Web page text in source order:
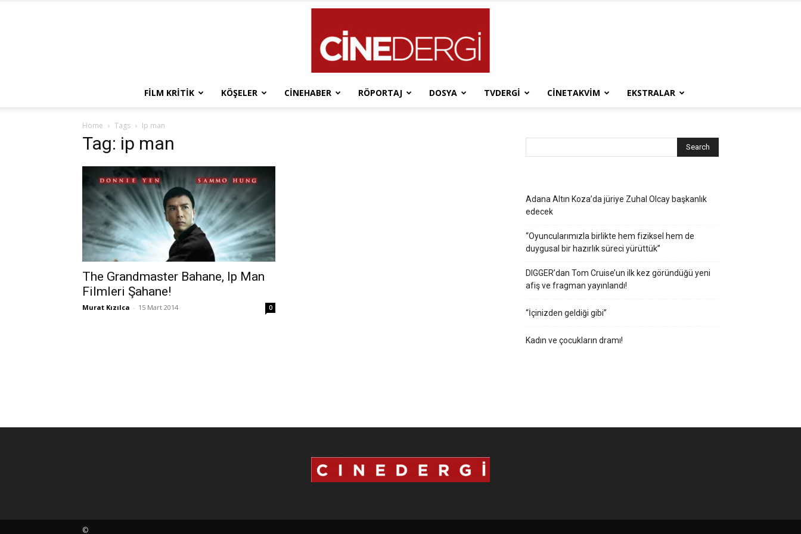
FILM KRITIK KÖŞELER CINEHABER RÖPORTAJ DOSYA TVDERGI CINETAKVIM EKSTRALAR
Home Tags Ip man
Tag: ip man
The Grandmaster Bahane, Ip Man
Filmleri Şahane!
Murat Kızılca - 15 Mart 2014 0
Adana Altın Koza’da jüriye Zuhal Olcay başkanlık
edecek
“Oyuncularımızla birlikte hem fiziksel hem de
duygusal bir hazırlık süreci yürüttük”
DIGGER’dan Tom Cruise’un ilk kez göründüğü yeni
afiş ve fragman yayınlandı!
“İçinizden geldiği gibi”
Kadın ve çocukların dramı!
©